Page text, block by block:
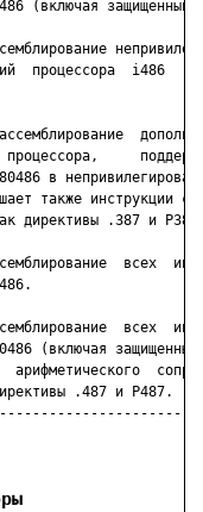
(включая защищенный
процессора  i486
в
также инструкции
директивы .387 и
всех
всех
(включая защищенный
арифметического
.487 и P487.